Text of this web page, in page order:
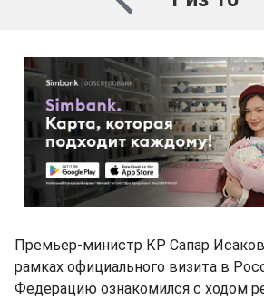
Премьер-министр КР Сапар
рамках официального визита в
Федерацию ознакомился с ходом